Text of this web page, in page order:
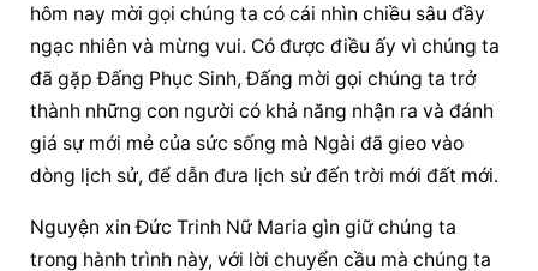
hôm nay mời gọi
ngạc nhiên và mừng vui. Có được điều ấy vì chúng ta
đã gặp Đấng Phục Sinh, Đấng mời gọi chúng ta trở
thành những con người có khả năng nhận ra và đánh
giá sự mới mẻ của sức sống mà Ngài đã gieo vào
dòng lịch sử, để dẫn đưa lịch sử đến trời mới đất mới.
Nguyện xin Đức Trinh Nữ Maria gìn giữ chúng ta
trong hành trình này, với lời chuyển cầu mà chúng ta